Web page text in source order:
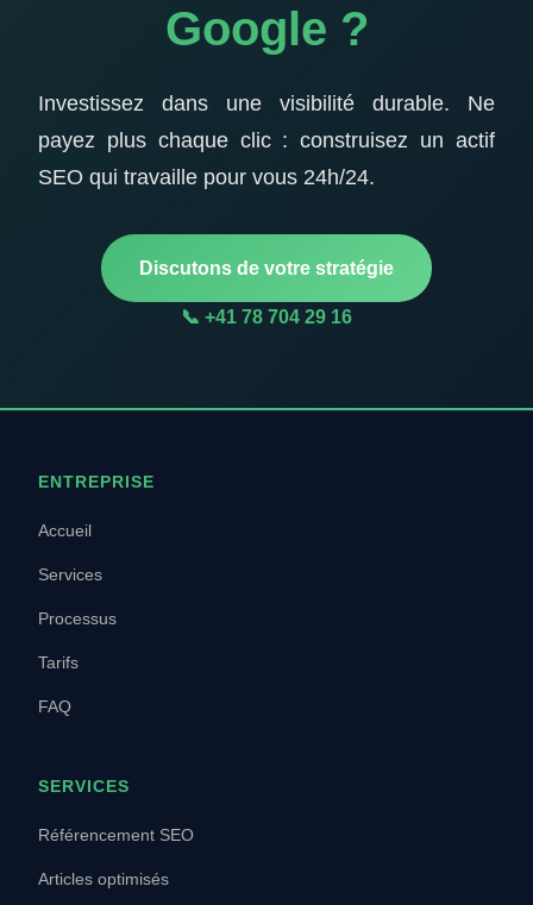
Google ?
Investissez dans une visibilité durable. Ne
payez plus chaque clic : construisez un actif
SEO qui travaille pour vous 24h/24.
Discutons de votre stratégie
📞 +41 78 704 29 16
ENTREPRISE
Accueil
Services
Processus
Tarifs
FAQ
SERVICES
Référencement SEO
Articles optimisés